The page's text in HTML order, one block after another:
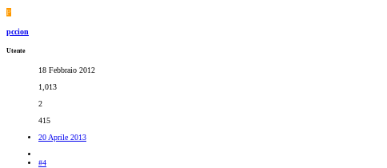
P
pccion
Utente
18 Febbraio 2012
1,013
2
415
20 Aprile 2013
#4